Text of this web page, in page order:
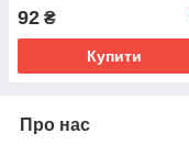
92 ₴
Купити
Про нас